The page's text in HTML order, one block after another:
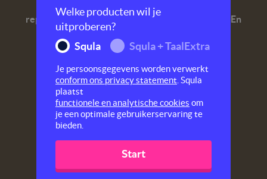
Miljoenen jaar geleden leefden er reusachtige
reptielen! Een paleontoloog weet daar alles van. En
jij straks ook na deze quiz over dino's!
Welke producten wil je
uitproberen?
Squla
Squla + TaalExtra
Je persoonsgegevens worden verwerkt
conform ons privacy statement . Squla
plaatst
functionele en analytische cookies om
je een optimale gebruikerservaring te
bieden.
Start